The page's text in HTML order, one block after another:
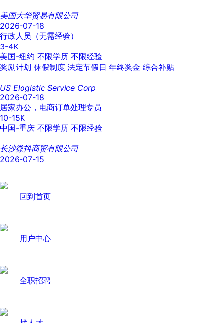
美国大华贸易有限公司
2026-07-18
行政人员（无需经验）
3-4K
美国-纽约 不限学历 不限经验
奖励计划 休假制度 法定节假日 年终奖金 综合补贴
US Elogistic Service Corp
2026-07-18
居家办公，电商订单处理专员
10-15K
中国-重庆 不限学历 不限经验
长沙微抖商贸有限公司
2026-07-15
回到首页
用户中心
全职招聘